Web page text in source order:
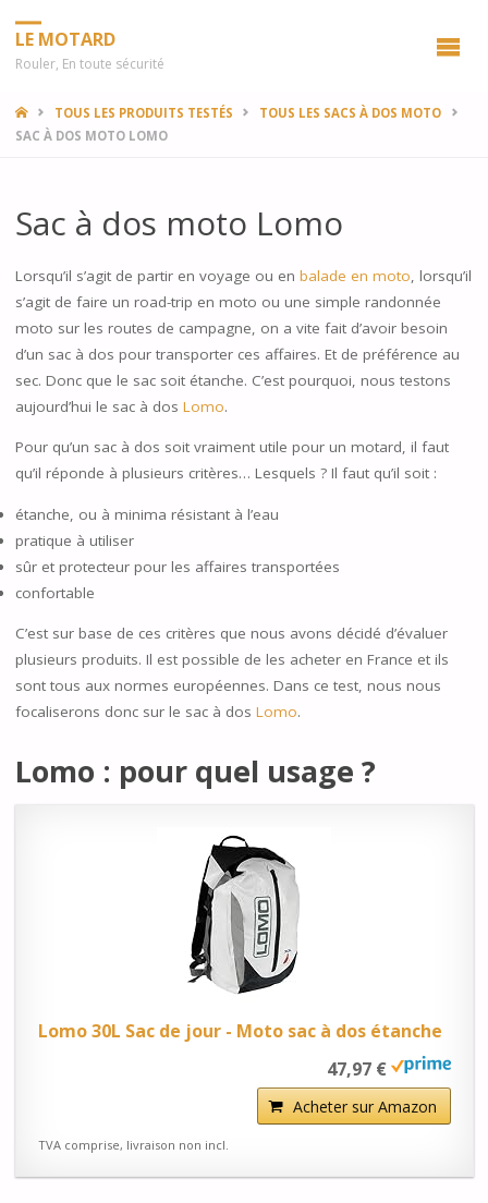
LE MOTARD
Rouler, En toute sécurité
HOMETOUS LES PRODUITS TESTÉS
TOUS LES SACS À DOS MOTO
SAC À DOS MOTO LOMO
Sac à dos moto Lomo
Lorsqu’il s’agit de partir en voyage ou en balade en moto, lorsqu’il
s’agit de faire un road-trip en moto ou une simple randonnée
moto sur les routes de campagne, on a vite fait d’avoir besoin
d’un sac à dos pour transporter ces affaires. Et de préférence au
sec. Donc que le sac soit étanche. C’est pourquoi, nous testons
aujourd’hui le sac à dos Lomo.
Pour qu’un sac à dos soit vraiment utile pour un motard, il faut
qu’il réponde à plusieurs critères… Lesquels ? Il faut qu’il soit :
étanche, ou à minima résistant à l’eau
pratique à utiliser
sûr et protecteur pour les affaires transportées
confortable
C’est sur base de ces critères que nous avons décidé d’évaluer
plusieurs produits. Il est possible de les acheter en France et ils
sont tous aux normes européennes. Dans ce test, nous nous
focaliserons donc sur le sac à dos Lomo.
Lomo : pour quel usage ?
Lomo 30L Sac de jour - Moto sac à dos étanche
47,97 €
Acheter sur Amazon
TVA comprise, livraison non incl.